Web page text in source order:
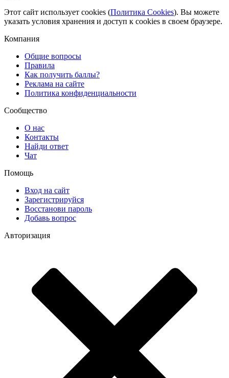
Этот сайт использует cookies (Политика Cookies). Вы можете
указать условия хранения и доступ к cookies в своем браузере.
Компания
Общие вопросы
Правила
Как получить баллы?
Реклама на сайте
Политика конфиденциальности
Сообщество
О нас
Контакты
Найди ответ
Чат
Помощь
Вход на сайт
Зарегистрируйся
Восстанови пароль
Добавь вопрос
Авторизация